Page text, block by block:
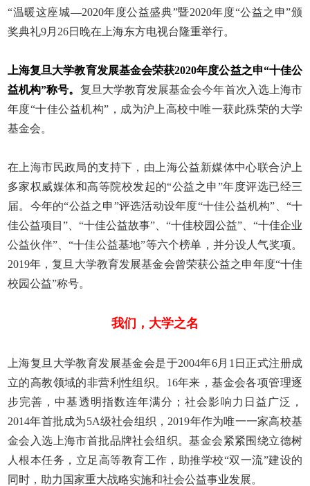
“温暖这座城—2020年度公益盛典”暨2020年度“公益之申”颁
奖典礼9月 26日晚在上海东方电视台隆重举行。
上海复旦大学教育发展基金会荣获2020年度公益之申“十佳公
益机构”称号。 复旦大学教育发展基金会今年首次入选上海市
年度“十佳公益机构”，成为沪上高校中唯一获此殊荣的大学
基金会。
在上海市民政局的支持下，由上海公益新媒体中心联合沪上
多家权威媒体和高等院校发起的“公益之申”年度评选已经三
届。今年的“公益之申”评选活动设年度“十佳公益机构”、“十
佳公益项目”、“十佳公益故事”、“十佳校园公益”、“十佳企业
公益伙伴”、“十佳公益基地”等六个榜单，并分设人气奖项。
2019年，复旦大学教育发展基金会曾荣获公益之申年度“十佳
校园公益”称号。
我们，大学之名
上海复旦大学教育发展基金会是于2004年6月 1 日正式注册成
立的高教领域的非营利性组织。 16年来，基金会各项管理逐
步完善，中基透明指数连年满分；社会影响力日益广泛，
2014年首批成为5A级社会组织， 2019年作为唯一一家高校基
金会入选上海市首批品牌社会组织。基金会紧紧围绕立德树
人根本任务，立足高等教育工作，助推学校“双一流”建设的
同时，助力国家重大战略实施和社会公益事业发展。